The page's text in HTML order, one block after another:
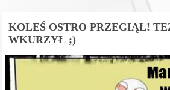
KOLEŚ OSTRO PRZEGIĄŁ!
WKURZYŁ ;)